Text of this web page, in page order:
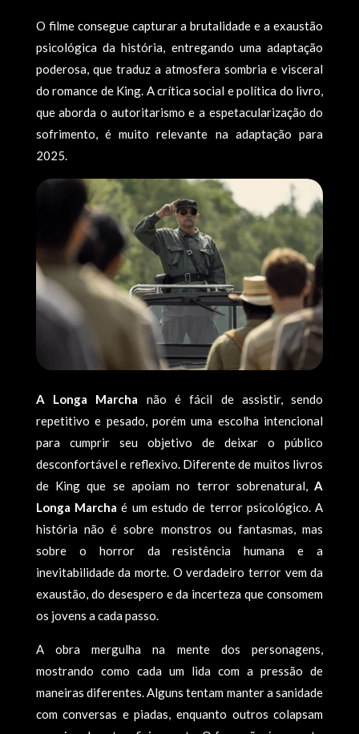
O filme consegue capturar a brutalidade e a exaustão
psicológica da história, entregando uma adaptação
poderosa, que traduz a atmosfera sombria e visceral
do romance de King. A crítica social e política do livro,
que aborda o autoritarismo e a espetacularização do
sofrimento, é muito relevante na adaptação para
2025.
A Longa Marcha não é fácil de assistir, sendo
repetitivo e pesado, porém uma escolha intencional
para cumprir seu objetivo de deixar o público
desconfortável e reflexivo. Diferente de muitos livros
de King que se apoiam no terror sobrenatural,A
Longa Marcha é um estudo de terror psicológico. A
história não é sobre monstros ou fantasmas, mas
sobre o horror da resistência humana e a
inevitabilidade da morte. O verdadeiro terror vem da
exaustão, do desespero e da incerteza que consomem
os jovens a cada passo.
A obra mergulha na mente dos personagens,
mostrando como cada um lida com a pressão de
maneiras diferentes. Alguns tentam manter a sanidade
com conversas e piadas, enquanto outros colapsam